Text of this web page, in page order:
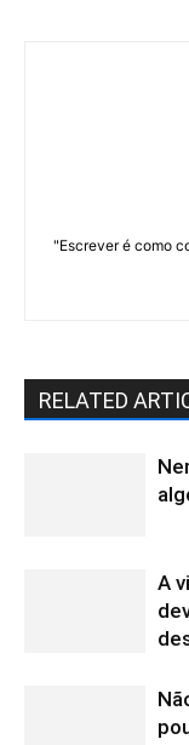
"Escrever é como
RELATED
A